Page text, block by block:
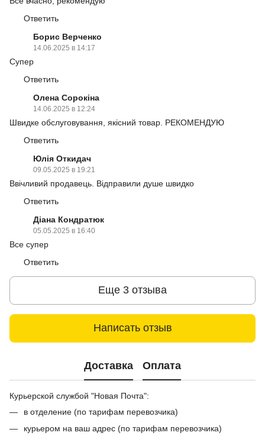
Ответить
Борис Верченко
14.06.2025 в 14:17
Супер
Ответить
Олена Сорокіна
14.06.2025 в 12:24
Швидке обслуговування, якісний товар. РЕКОМЕНДУЮ
Ответить
Юлія Откидач
09.05.2025 в 19:21
Ввічливий продавець. Відправили душе швидко
Ответить
Діана Кондратюк
05.05.2025 в 16:40
Все супер
Ответить
Еще 3 отзыва
Написать отзыв
Доставка Оплата
Курьерской службой "Новая Почта":
в отделение (по тарифам перевозчика)
курьером на ваш адрес (по тарифам перевозчика)